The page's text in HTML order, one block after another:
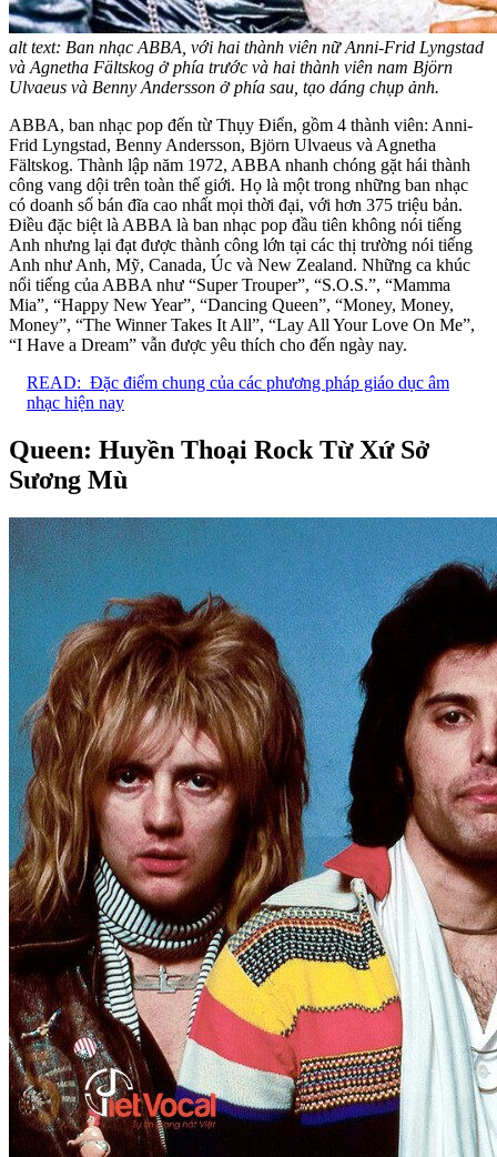
alt text: Ban nhạc ABBA, với hai thành viên nữ Anni-Frid Lyngstad
và Agnetha Fältskog ở phía trước và hai thành viên nam Björn
Ulvaeus và Benny Andersson ở phía sau, tạo dáng chụp ảnh.
ABBA, ban nhạc pop đến từ Thụy Điển, gồm 4 thành viên: Anni-
Frid Lyngstad, Benny Andersson, Björn Ulvaeus và Agnetha
Fältskog. Thành lập năm 1972, ABBA nhanh chóng gặt hái thành
công vang dội trên toàn thế giới. Họ là một trong những ban nhạc
có doanh số bán đĩa cao nhất mọi thời đại, với hơn 375 triệu bản.
Điều đặc biệt là ABBA là ban nhạc pop đầu tiên không nói tiếng
Anh nhưng lại đạt được thành công lớn tại các thị trường nói tiếng
Anh như Anh, Mỹ, Canada, Úc và New Zealand. Những ca khúc
nổi tiếng của ABBA như “Super Trouper”, “S.O.S.”, “Mamma
Mia”, “Happy New Year”, “Dancing Queen”, “Money, Money,
Money”, “The Winner Takes It All”, “Lay All Your Love On Me”,
“I Have a Dream” vẫn được yêu thích cho đến ngày nay.
READ: Đặc điểm chung của các phương pháp giáo dục âm
nhạc hiện nay
Queen: Huyền Thoại Rock Từ Xứ Sở
Sương Mù